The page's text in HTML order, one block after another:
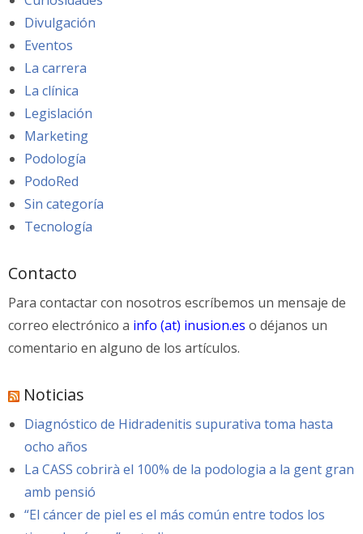
Divulgación
Eventos
La carrera
La clínica
Legislación
Marketing
Podología
PodoRed
Sin categoría
Tecnología
Contacto
Para contactar con nosotros escríbemos un mensaje de
correo electrónico a info (at) inusion.es o déjanos un
comentario en alguno de los artículos.
Noticias
Diagnóstico de Hidradenitis supurativa toma hasta
ocho años
La CASS cobrirà el 100% de la podologia a la gent gran
amb pensió
“El cáncer de piel es el más común entre todos los